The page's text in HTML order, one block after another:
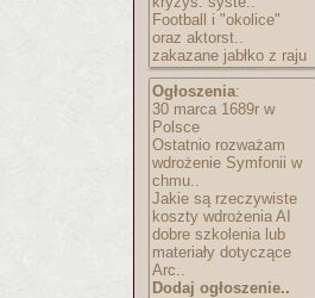
Football i "okolice"
oraz aktorst..
zakazane jabłko z raju
Ogłoszenia:
30 marca 1689r w
Polsce
Ostatnio rozważam
wdrożenie Symfonii w
chmu..
Jakie są rzeczywiste
koszty wdrożenia AI
dobre szkolenia lub
materiały dotyczące
Arc..
Dodaj ogłoszenie..